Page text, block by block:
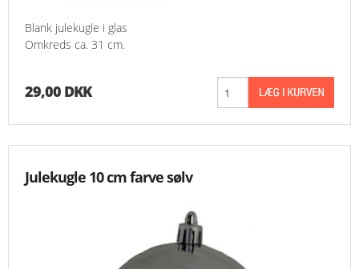
Blank julekugle i glas
Omkreds ca. 31 cm.
29,00 DKK
Julekugle 10 cm farve sølv